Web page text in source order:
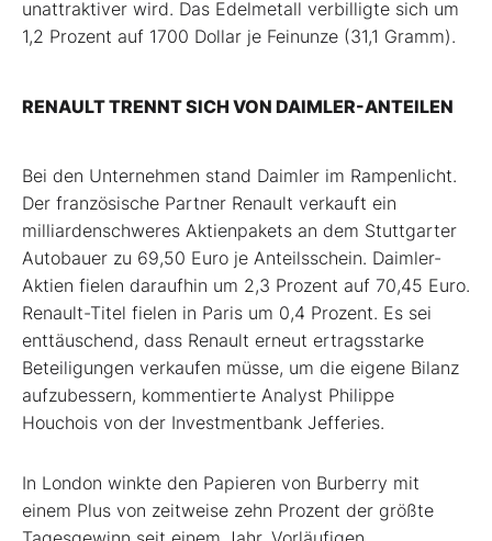
unattraktiver wird. Das Edelmetall verbilligte sich um
1,2 Prozent auf 1700 Dollar je Feinunze (31,1 Gramm).
RENAULT TRENNT SICH VON DAIMLER-ANTEILEN
Bei den Unternehmen stand Daimler im Rampenlicht.
Der französische Partner Renault verkauft ein
milliardenschweres Aktienpakets an dem Stuttgarter
Autobauer zu 69,50 Euro je Anteilsschein. Daimler-
Aktien fielen daraufhin um 2,3 Prozent auf 70,45 Euro.
Renault-Titel fielen in Paris um 0,4 Prozent. Es sei
enttäuschend, dass Renault erneut ertragsstarke
Beteiligungen verkaufen müsse, um die eigene Bilanz
aufzubessern, kommentierte Analyst Philippe
Houchois von der Investmentbank Jefferies.
In London winkte den Papieren von Burberry mit
einem Plus von zeitweise zehn Prozent der größte